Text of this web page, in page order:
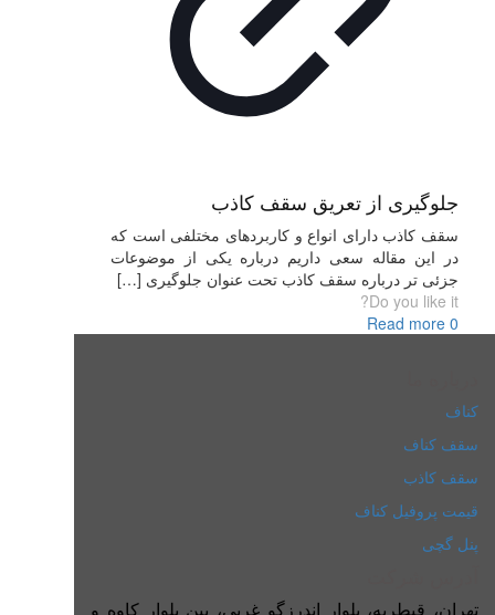
جلوگیری از تعریق سقف کاذب
سقف کاذب دارای انواع و کاربردهای مختلفی است که
در این مقاله سعی داریم درباره یکی از موضوعات
جزئی تر درباره سقف کاذب تحت عنوان جلوگیری […]
Do you like it?
0
Read more
کناف
سقف کناف
سقف کاذب
قیمت پروفیل کناف
پنل گچی
تهران، قیطریه، بلوار اندرزگو غربی، بین بلوار کاوه و